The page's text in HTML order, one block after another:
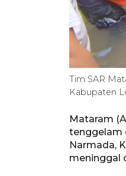
Tim SAR
Kabupaten
Mataram
tenggelam
Narmada,
meninggal